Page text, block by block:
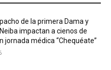
de la primera Dama y
impactan a cienos de
jornada médica “Chequéate”